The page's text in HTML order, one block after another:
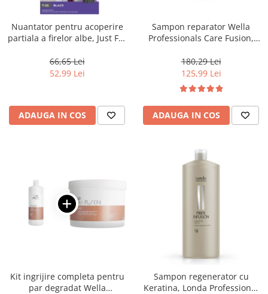
Nuantator pentru acoperire
partiala a firelor albe, Just For
Grey, 40 g
66,65 Lei
52,99 Lei
ADAUGA IN COS
Sampon reparator Wella
Professionals Care Fusion,
180,29 Lei
125,99 Lei
ADAUGA IN COS
Kit ingrijire completa pentru
par degradat Wella
Sampon regenerator cu
Keratina, Londa Professional